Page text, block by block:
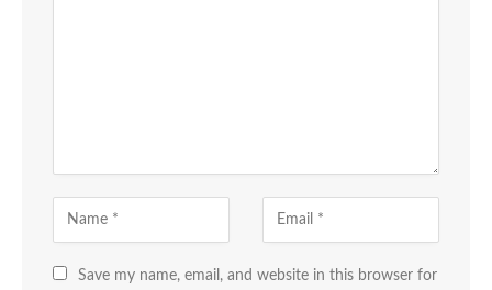
Save my name, email, and website in this browser for